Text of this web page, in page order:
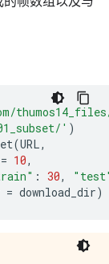
' )
(URL,
= 10,
: 30,
= download_dir)